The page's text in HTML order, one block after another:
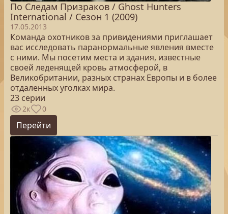
По Следам Призраков / Ghost Hunters
International / Сезон 1 (2009)
17.05.2013
Команда охотников за привидениями приглашает
вас исследовать паранормальные явления вместе
с ними. Мы посетим места и здания, известные
своей леденящей кровь атмосферой, в
Великобритании, разных странах Европы и в более
отдаленных уголках мира.
23 серии
2к 0
Перейти